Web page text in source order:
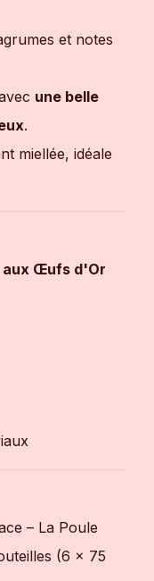
et notes
une belle
.
miellée, idéale
aux Œufs d'Or
– La Poule
(6 × 75